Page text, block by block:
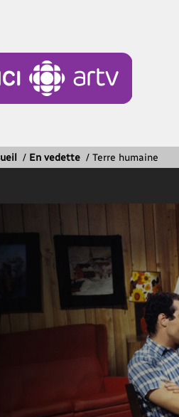
/ En vedette / Terre humaine